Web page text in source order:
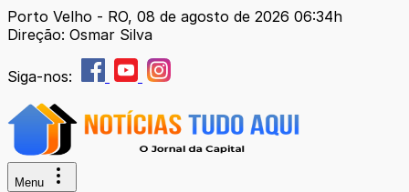
Porto Velho - RO, 08 de agosto de 2026 06:34h
Direção: Osmar Silva
Siga-nos:
Menu